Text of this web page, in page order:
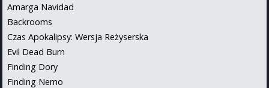
Amarga Navidad
Backrooms
Czas Apokalipsy: Wersja Reżyserska
Evil Dead Burn
Finding Dory
Finding Nemo